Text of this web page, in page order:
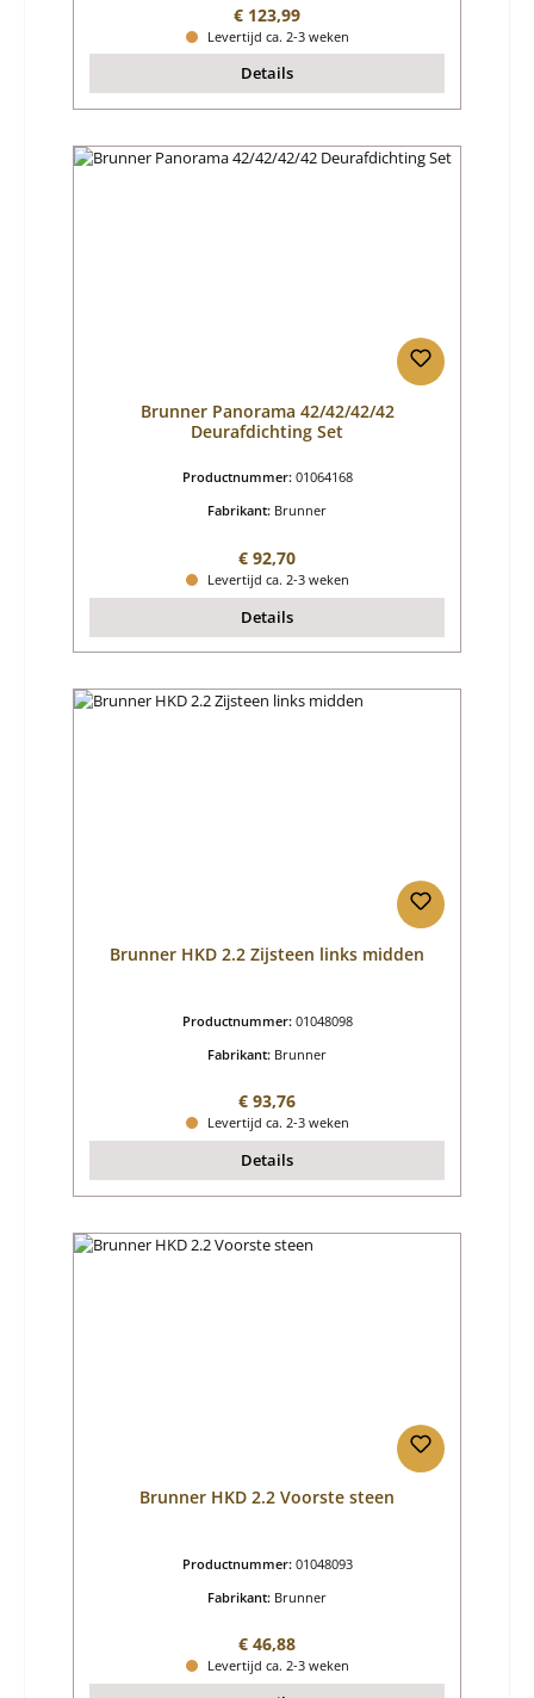
Normale prijs:
€ 123,99
Levertijd ca. 2-3 weken
Details
Brunner Panorama 42/42/42/42
Deurafdichting Set
Productnummer: 01064168
Fabrikant: Brunner
Normale prijs:
€ 92,70
Levertijd ca. 2-3 weken
Details
Brunner HKD 2.2 Zijsteen links midden
Productnummer: 01048098
Fabrikant: Brunner
Normale prijs:
€ 93,76
Levertijd ca. 2-3 weken
Details
Brunner HKD 2.2 Voorste steen
Productnummer: 01048093
Fabrikant: Brunner
Normale prijs:
€ 46,88
Levertijd ca. 2-3 weken